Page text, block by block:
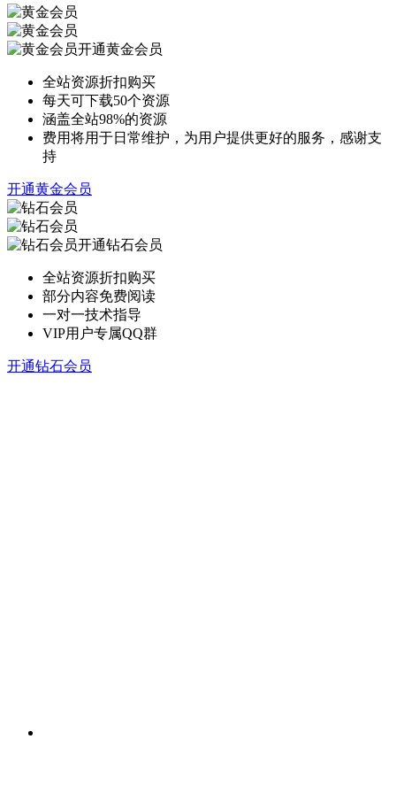
开通黄金会员
全站资源折扣购买
每天可下载50个资源
涵盖全站98%的资源
费用将用于日常维护，为用户提供更好的服务，感谢支
持
开通黄金会员
开通钻石会员
全站资源折扣购买
部分内容免费阅读
一对一技术指导
VIP用户专属QQ群
开通钻石会员